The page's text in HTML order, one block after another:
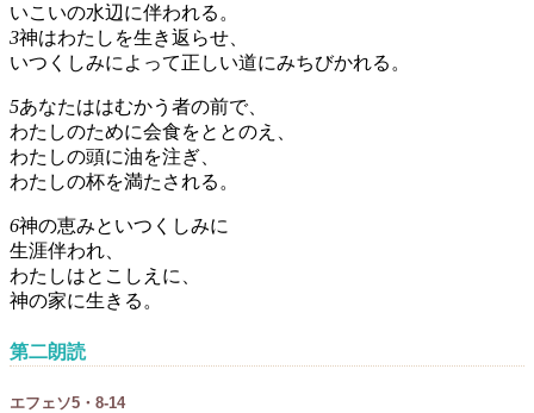
いこいの水辺に伴われる。
3神はわたしを生き返らせ、
いつくしみによって正しい道にみちびかれる。
5あなたははむかう者の前で、
わたしのために会食をととのえ、
わたしの頭に油を注ぎ、
わたしの杯を満たされる。
6神の恵みといつくしみに
生涯伴われ、
わたしはとこしえに、
神の家に生きる。
第二朗読
エフェソ5・8-14